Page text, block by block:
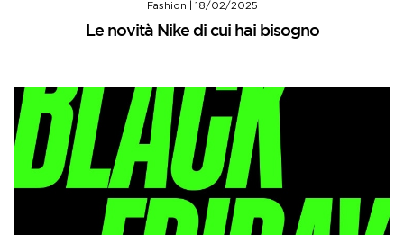
Fashion 18/02/2025
Le novità Nike di cui hai bisogno